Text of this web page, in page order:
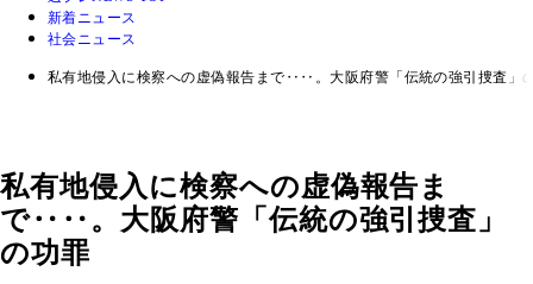
新着ニュース
社会ニュース
私有地侵入に検察への虚偽報告まで‥‥。大阪府警「伝統の強引捜査」
私有地侵入に検察への虚偽報告ま
で‥‥。大阪府警「伝統の強引捜査」
の功罪